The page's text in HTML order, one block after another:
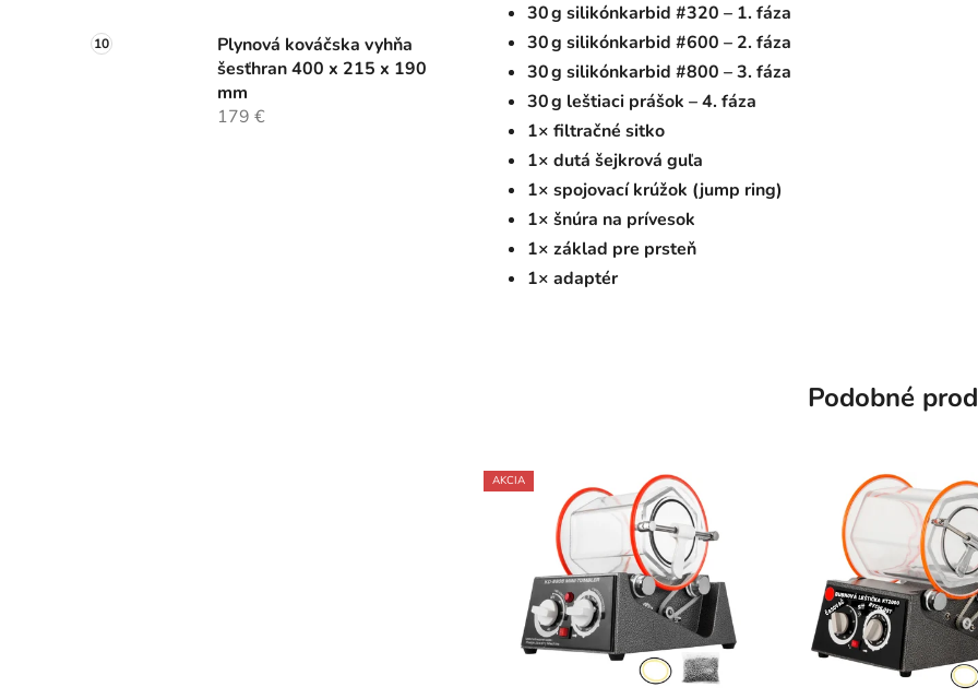
Plynová kováčska vyhňa
šesťhran 400 x 215 x 190
mm
179 €
30 g silikónkarbid #320 – 1. fáza
30 g silikónkarbid #600 – 2. fáza
30 g silikónkarbid #800 – 3. fáza
30 g leštiaci prášok – 4. fáza
1× filtračné sitko
1× dutá šejkrová guľa
1× spojovací krúžok (jump ring)
1× šnúra na prívesok
1× základ pre prsteň
1× adaptér
Podobné
AKCIA